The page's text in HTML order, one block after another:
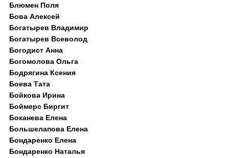
Блюмен Поля
Бова Алексей
Богатырев Владимир
Богатырев Всеволод
Богодист Анна
Богомолова Ольга
Бодрягина Ксения
Боева Тата
Бойкова Ирина
Боймерс Биргит
Боканева Елена
Большелапова Елена
Бондаренко Елена
Бондаренко Наталья